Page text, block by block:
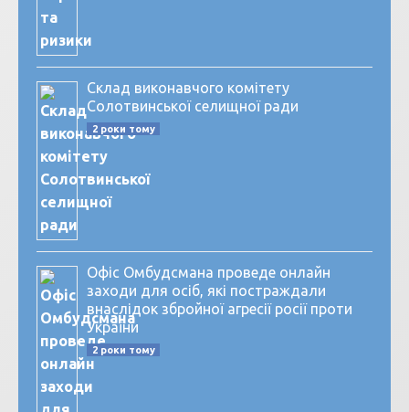
Склад виконавчого комітету
Солотвинської селищної ради
2 роки тому
Офіс Омбудсмана проведе онлайн
заходи для осіб, які постраждали
внаслідок збройної агресії росії проти
України
2 роки тому